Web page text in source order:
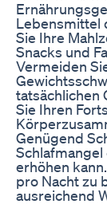
Lebensmittel
Sie Ihre
Snacks und
Vermeiden
tatsächlichen
Sie Ihren
Genügend
erhöhen
pro Nacht zu
ausreichend